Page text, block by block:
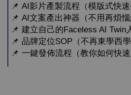
📌 AI影片產製流程（模版式快速
📌 AI文案產出神器（不用再煩惱
📌 建立自己的Faceless AI Twin
📌 品牌定位SOP（不再東學西學
📌 一鍵發佈流程（教你如何快速